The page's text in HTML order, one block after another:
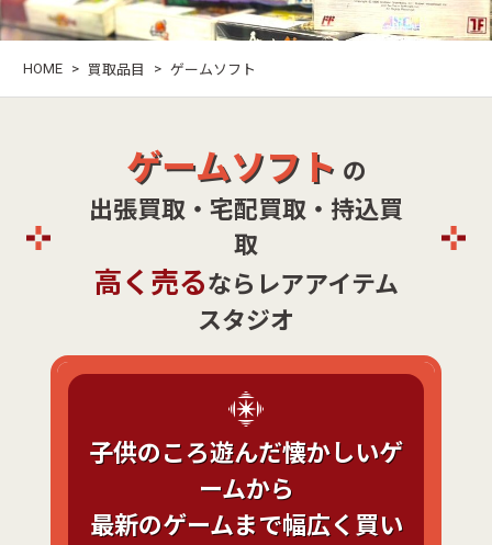
HOME > 買取品目 > ゲームソフト
ゲームソフト の
出張買取・宅配買取・持込買
取
高く売るならレアアイテム
スタジオ
子供のころ遊んだ懐かしいゲ
ームから
最新のゲームまで幅広く買い